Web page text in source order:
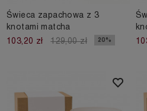
Świeca zapachowa z 3
knotami matcha
103,20 zł
129,00 zł 20%